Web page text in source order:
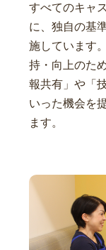
すべてのキャ
に、独自の基
施しています
持・向上のた
報共有」や「
いった機会を
ます。